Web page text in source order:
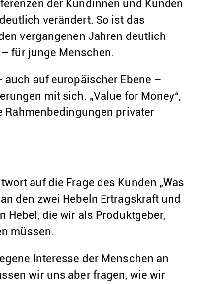
der Kundinnen und Kunden
verändert. So ist das
vergangenen Jahren deutlich
für junge Menschen.
auf europäischer Ebene –
mit sich. „Value for Money“,
Rahmenbedingungen privater
auf die Frage des Kunden „Was
den zwei Hebeln Ertragskraft und
Hebel, die wir als Produktgeber,
müssen.
Interesse der Menschen an
wir uns aber fragen, wie wir